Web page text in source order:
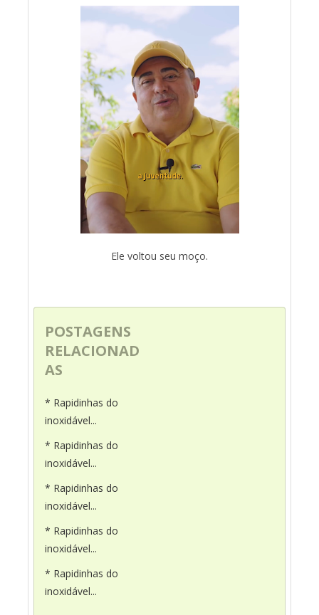
Ele voltou seu moço.
POSTAGENS
RELACIONAD
AS
* Rapidinhas do
inoxidável...
* Rapidinhas do
inoxidável...
* Rapidinhas do
inoxidável...
* Rapidinhas do
inoxidável...
* Rapidinhas do
inoxidável...